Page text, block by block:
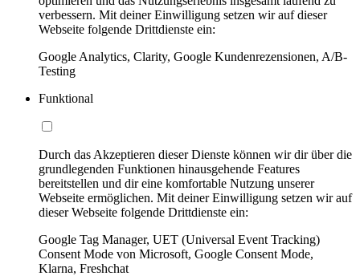
verbessern. Mit deiner Einwilligung setzen wir auf dieser
Webseite folgende Drittdienste ein:
Google Analytics, Clarity, Google Kundenrezensionen, A/B-
Testing
Funktional
Durch das Akzeptieren dieser Dienste können wir dir über die
grundlegenden Funktionen hinausgehende Features
bereitstellen und dir eine komfortable Nutzung unserer
Webseite ermöglichen. Mit deiner Einwilligung setzen wir auf
dieser Webseite folgende Drittdienste ein:
Google Tag Manager, UET (Universal Event Tracking)
Consent Mode von Microsoft, Google Consent Mode,
Klarna, Freshchat